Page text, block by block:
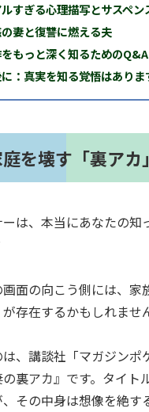
ルすぎる心理描写とサスペン
妻と復讐に燃える夫
もっと深く知るためのQ&A
：真実を知る覚悟はありま
を壊す「裏アカ
は、本当にあなたの知
面の向こう側には、家
存在するかもしれませ
、講談社「マガジンポ
裏アカ』です。タイト
その中身は想像を絶す